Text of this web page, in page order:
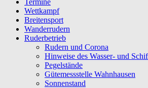
Wettkampf
Breitensport
Wanderrudern
Ruderbetrieb
Rudern und Corona
Hinweise des Wasser- und
Pegelstände
Gütemessstelle Wahnhausen
Sonnenstand